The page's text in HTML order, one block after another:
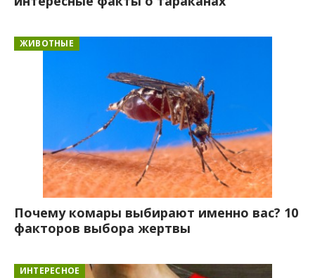
ЖИВОТНЫЕ
Почему комары выбирают именно вас? 10
факторов выбора жертвы
ИНТЕРЕСНОЕ